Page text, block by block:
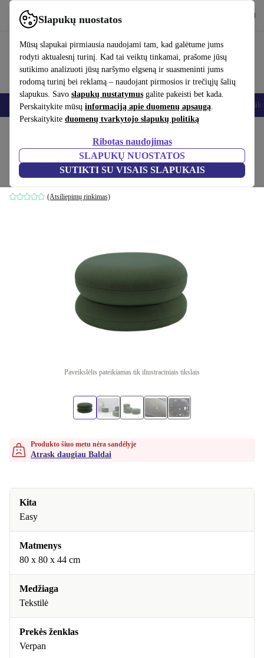
Slapukų nuostatos
Mūsų slapukai pirmiausia naudojami tam, kad galėtume jums
rodyti aktualesnį turinį. Kad tai veiktų tinkamai, prašome jūsų
sutikimo analizuoti jūsų naršymo elgseną ir suasmeninti jums
rodomą turinį bei reklamą – naudojant pirmosios ir trečiųjų šalių
slapukus. Savo slapukų nustatymus galite pakeisti bet kada.
Perskaitykite mūsų informaciją apie duomenų apsaugą.
Perskaitykite duomenų tvarkytojo slapukų politiką
Ribotas naudojimas
SLAPUKŲ NUOSTATOS
SUTIKTI SU VISAIS SLAPUKAIS
Naudok refurbed greitai ir paprastai
Išmanieji telefonai Nešiojamieji kompiuteriai Planšetės Išmanieji
Easy Pouf Vidar žalia
žalia
(Atsiliepimų rinkimas)
Paveikslėlis pateikiamas tik iliustraciniais tikslais
Produkto šiuo metu nėra sandėlyje
Atrask daugiau Baldai
Kita
Easy
Matmenys
80 x 80 x 44 cm
Medžiaga
Tekstilė
Prekės ženklas
Verpan